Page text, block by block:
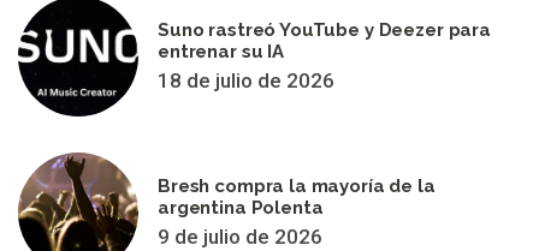
Suno rastreó YouTube y Deezer para
entrenar su IA
18 de julio de 2026
Bresh compra la mayoría de la
argentina Polenta
9 de julio de 2026